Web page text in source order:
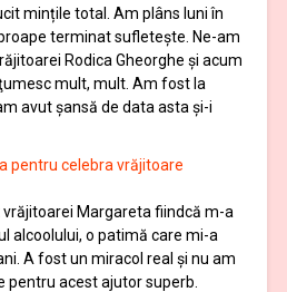
mințile total. Am plâns luni în
terminat sufletește. Ne-am
Rodica Gheorghe şi acum
mult, mult. Am fost la
avut șansă de data asta și-i
pentru celebra vrăjitoare
Margareta fiindcă m-a
alcoolului, o patimă care mi-a
A fost un miracol real și nu am
pentru acest ajutor superb.